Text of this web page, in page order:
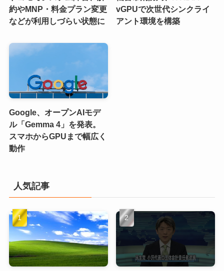
約やMNP・料金プラン変更
などが利用しづらい状態に
vGPUで次世代シンクライ
アント環境を構築
Google、オープンAIモデ
ル「Gemma 4」を発表。
スマホからGPUまで幅広く
動作
人気記事